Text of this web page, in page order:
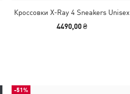
Кроссовки X-Ray 4 Sneakers Unisex
4490,00 ₴
-51%